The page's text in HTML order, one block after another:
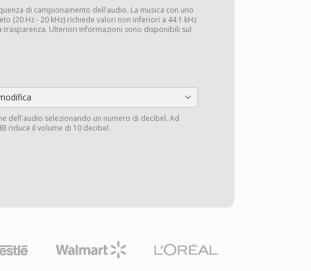
di campionamento dell'audio. La musica con uno
(20 Hz - 20 kHz) richiede valori non inferiori a 44.1 kHz
trasparenza. Ulteriori informazioni sono disponibili sul
dell'audio selezionando un numero di decibel. Ad
riduce il volume di 10 decibel.